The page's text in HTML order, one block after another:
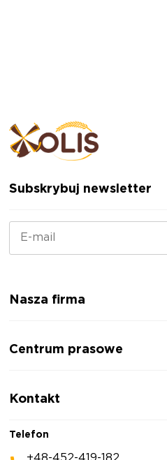
Subskrybuj newsletter
Nasza firma
Opinie o firmie
Centrum prasowe
Artykuły
Kontakt
Telefon